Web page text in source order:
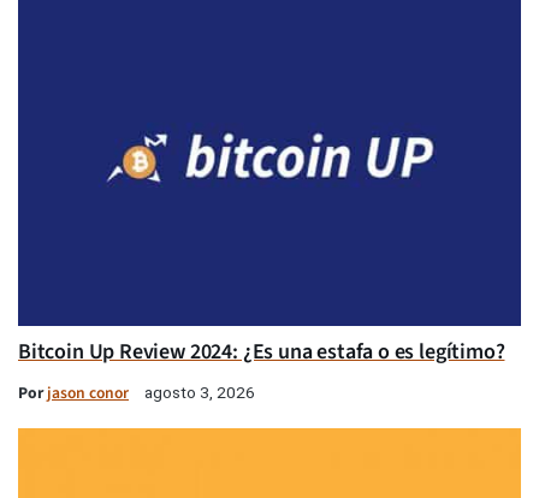
Bitcoin Up Review 2024: ¿Es una estafa o es legítimo?
Porjason conor agosto 3, 2026